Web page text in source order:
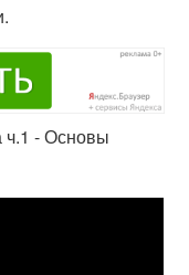
- Основы